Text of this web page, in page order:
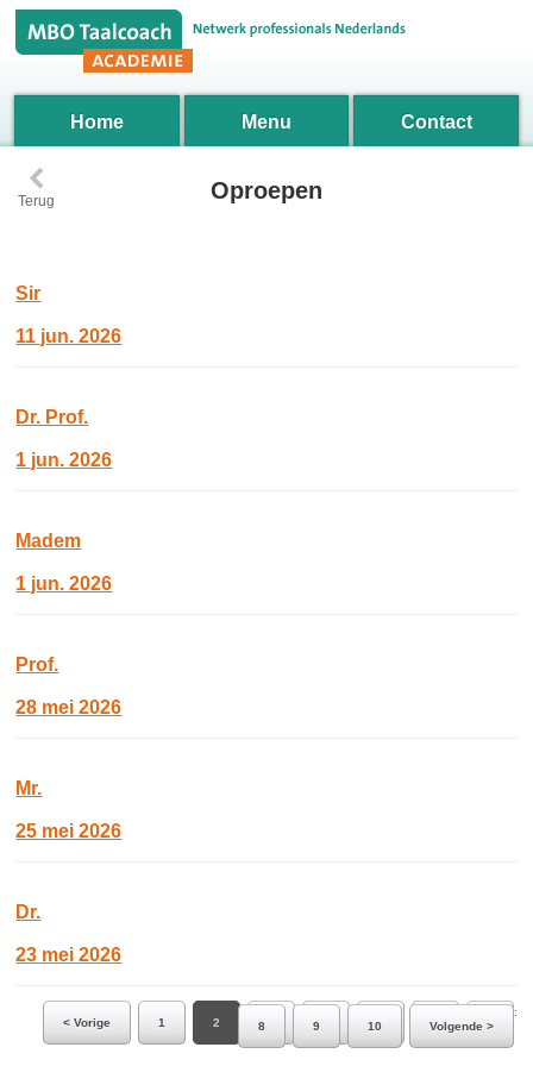
Home Menu Contact
‹
Terug Oproepen
Sir
11 jun. 2026
Dr. Prof.
1 jun. 2026
Madem
1 jun. 2026
Prof.
28 mei 2026
Mr.
25 mei 2026
Dr.
23 mei 2026
Ga naar pagina:
< Vorige
1 2 5 6 7
8 9 10 Volgende >